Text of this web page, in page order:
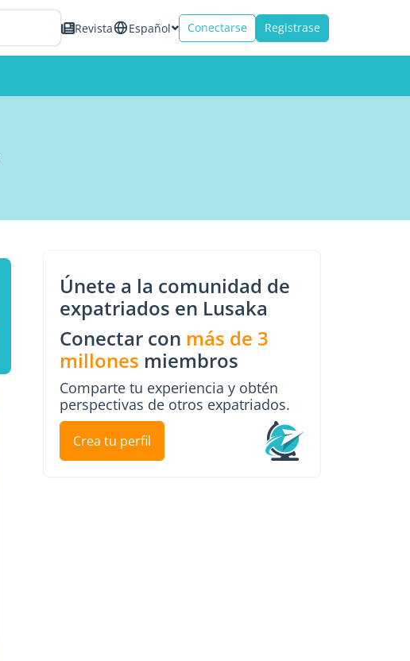
Revista Español Conectarse Registrase
Únete a la comunidad de
expatriados en Lusaka
Conectar con más de 3
millones miembros
Comparte tu experiencia y obtén
perspectivas de otros expatriados.
Crea tu perfil